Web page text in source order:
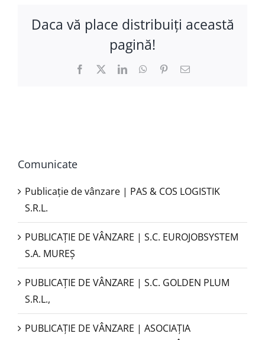
Daca vă place distribuiţi această
pagină!
Facebook LinkedInWhatsApp
Pinterest
E-
Comunicate
Publicație de vânzare | PAS & COS LOGISTIK
S.R.L.
PUBLICAŢIE DE VÂNZARE | S.C. EUROJOBSYSTEM
S.A. MUREȘ
PUBLICAȚIE DE VÂNZARE | S.C. GOLDEN PLUM
S.R.L.,
PUBLICAŢIE DE VÂNZARE | ASOCIAȚIA